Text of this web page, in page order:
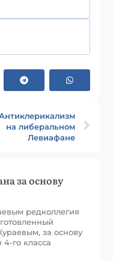
на либеральном
Левиафане
за основу
редколлегия
за основу
го класса